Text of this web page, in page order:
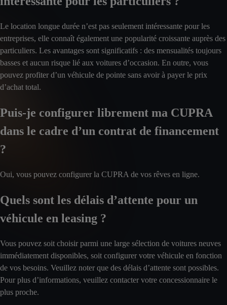
Le location longue durée n’est pas seulement intéressante pour les
entreprises, elle connaît également une popularité croissante auprès des
particuliers. Les avantages sont significatifs : des mensualités toujours
basses et aucun risque lié aux voitures d’occasion. En outre, vous
pouvez profiter d’un véhicule de pointe sans avoir à payer le prix
d’achat total.
Puis-je configurer librement ma CUPRA
dans le cadre d’un contrat de financement
?
Oui, vous pouvez configurer la CUPRA de vos rêves en ligne.
Quels sont les délais d’attente pour un
véhicule en leasing ?
Vous pouvez soit choisir parmi une large sélection de voitures neuves
immédiatement disponibles, soit configurer votre véhicule en fonction
de vos besoins. Veuillez noter que des délais d’attente sont possibles.
Pour plus d’informations, veuillez contacter votre concessionnaire le
plus proche.